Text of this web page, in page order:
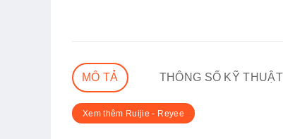
MÔ TẢ THÔNG SỐ KỸ THUẬT
Xem thêm Ruijie - Reyee